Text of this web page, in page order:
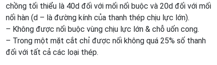
chồng tối thiểu là 40d đối với mối nối buộc và 20d đối với mối
nối hàn (d – là đường kính của thanh thép chịu lực lớn).
– Không được nối buộc vùng chịu lực lớn & chỗ uốn cong.
– Trong một mặt cắt chỉ được nối không quá 25% số thanh
đối với tất cả các loại thép.